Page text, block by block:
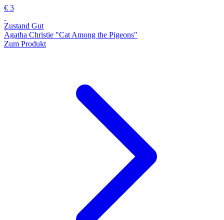
€ 3
Zustand Gut
Agatha Christie "Cat Among the Pigeons"
Zum Produkt